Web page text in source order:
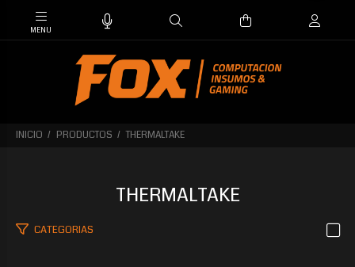
INICIO PRODUCTOS THERMALTAKE
THERMALTAKE
CATEGORIAS